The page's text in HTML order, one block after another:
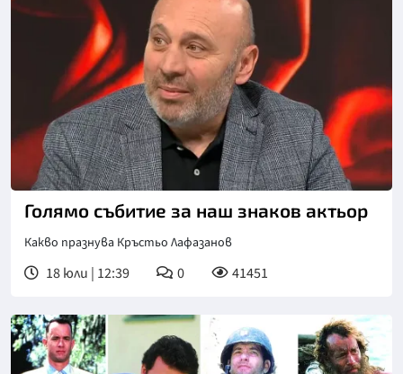
Голямо събитие за наш знаков актьор
Какво празнува Кръстьо Лафазанов
18 юли | 12:39 0 41451